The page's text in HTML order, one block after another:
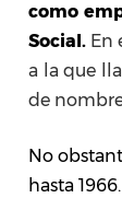
como
Social. En
a la que
de
No
hasta